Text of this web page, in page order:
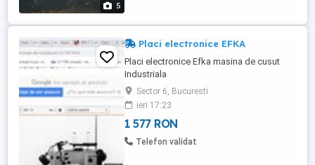
5
Placi electronice EFKA
Placi electronice Efka masina de cusut
Industriala
Sector 6, Bucuresti
ieri 17:23
1 577 RON
Telefon validat